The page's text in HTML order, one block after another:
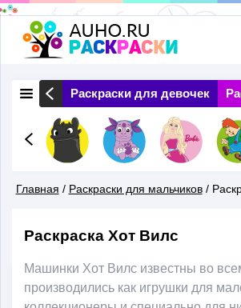
Перейти
к
основному
содержанию
Природа Раскраски для девочек
Здесь
Главная / Раскраски для мальчиков /
Раскраска Хот Вилс
Машинки Хот Вилс известны во
производились как игрушки для